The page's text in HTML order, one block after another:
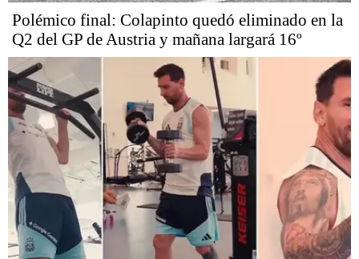
Polémico final: Colapinto quedó eliminado en la
Q2 del GP de Austria y mañana largará 16º